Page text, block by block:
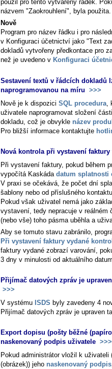
použil pro tento vytvářený řádek.
názvem "Zaokrouhlení", byla použita.
Nově
Program pro název řádku i pro
v Konfiguraci účetnictví jako "Text
dokladů vytvořeny předkontace pro
než je uvedeno v Konfiguraci
Sestavení textů v řádcích
naprogramovanou na míru >>>
Nově je k dispozici SQL procedura
uživatele naprogramovat složení
dokladu, což je obvykle název
Pro bližší informace kontaktujte
Nová kontrola při vystavení faktury
Při vystavení faktury, pokud během
vypočítá Kaskáda datum splatnosti
V praxi se očekává, že počet dní
šablony nebo od příslušného
Pokud však uživatel nemá jako
vystavení, tedy nepracuje v
(nebo vše) toho pásma uběhla a
Aby se tomuto stavu zabránilo,
Při vystavení faktury vydané
faktury vydané zobrazí varování,
3 dny v minulosti od aktuálního
Přijímač datových zpráv je
>>>
V systému ISDS byly zavedeny 4
Přijímač datových zpráv je upraven
Export dopisu (pošty běžné
naskenovaný podpis uživatele >>>
Pokud administrátor vložil k
(obrázek)) jeho naskenovaný podpis